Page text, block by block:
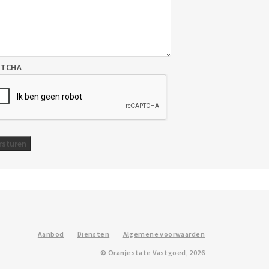
Aanbod Diensten Algemene voorwaarden
© Oranjestate Vastgoed, 2026